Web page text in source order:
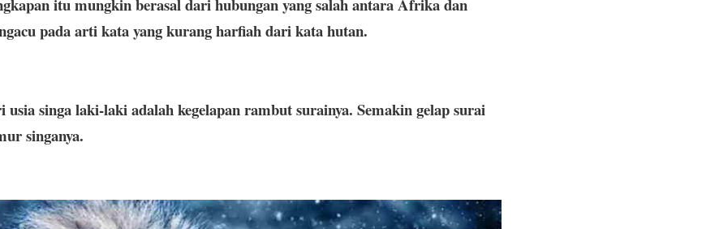
pada arti kata yang kurang harfiah dari kata hutan.
singa laki-laki adalah kegelapan rambut surainya. Semakin gelap surai
singanya.